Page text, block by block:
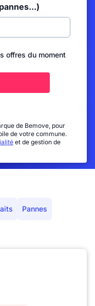
offres du moment
de Bemove, pour
de votre commune.
et de gestion de
Pannes